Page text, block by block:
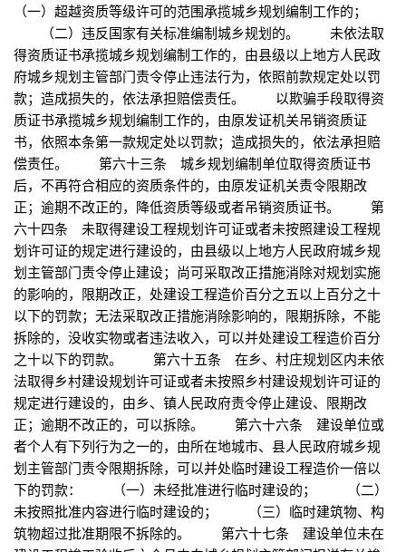
（一）超越资质等级许可的范围承揽城乡规划编制工作的；
（二）违反国家有关标准编制城乡规划的。 未依法取
得资质证书承揽城乡规划编制工作的，由县级以上地方人民政
府城乡规划主管部门责令停止违法行为，依照前款规定处以罚
款；造成损失的，依法承担赔偿责任。 以欺骗手段取得资
质证书承揽城乡规划编制工作的，由原发证机关吊销资质证
书，依照本条第一款规定处以罚款；造成损失的，依法承担赔
偿责任。 第六十三条 城乡规划编制单位取得资质证书
后，不再符合相应的资质条件的，由原发证机关责令限期改
正；逾期不改正的，降低资质等级或者吊销资质证书。 第
六十四条 未取得建设工程规划许可证或者未按照建设工程规
划许可证的规定进行建设的，由县级以上地方人民政府城乡规
划主管部门责令停止建设；尚可采取改正措施消除对规划实施
的影响的，限期改正，处建设工程造价百分之五以上百分之十
以下的罚款；无法采取改正措施消除影响的，限期拆除，不能
拆除的，没收实物或者违法收入，可以并处建设工程造价百分
之十以下的罚款。 第六十五条 在乡、村庄规划区内未依
法取得乡村建设规划许可证或者未按照乡村建设规划许可证的
规定进行建设的，由乡、镇人民政府责令停止建设、限期改
正；逾期不改正的，可以拆除。 第六十六条 建设单位或
者个人有下列行为之一的，由所在地城市、县人民政府城乡规
划主管部门责令限期拆除，可以并处临时建设工程造价一倍以
下的罚款： （一）未经批准进行临时建设的； （二）
未按照批准内容进行临时建设的； （三）临时建筑物、构
筑物超过批准期限不拆除的。 第六十七条 建设单位未在